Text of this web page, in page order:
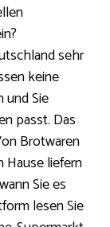
sehr
keine
und Sie
passt. Das
Brotwaren
Hause liefern
Sie es
lesen Sie